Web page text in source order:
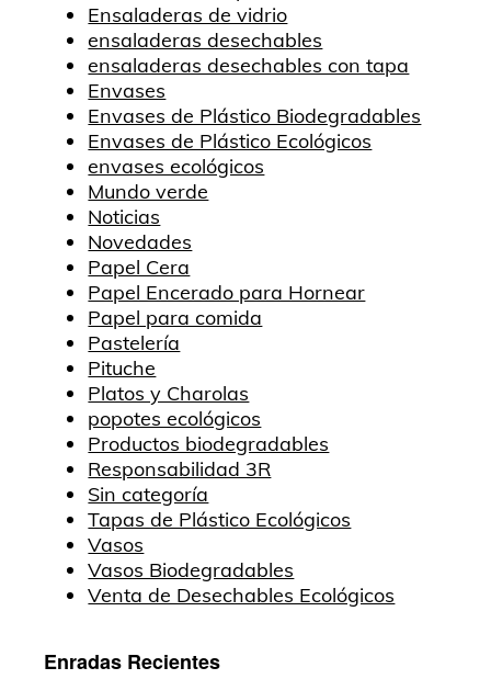
Ensaladeras de vidrio
ensaladeras desechables
ensaladeras desechables con tapa
Envases
Envases de Plástico Biodegradables
Envases de Plástico Ecológicos
envases ecológicos
Mundo verde
Noticias
Novedades
Papel Cera
Papel Encerado para Hornear
Papel para comida
Pastelería
Pituche
Platos y Charolas
popotes ecológicos
Productos biodegradables
Responsabilidad 3R
Sin categoría
Tapas de Plástico Ecológicos
Vasos
Vasos Biodegradables
Venta de Desechables Ecológicos
Enradas Recientes